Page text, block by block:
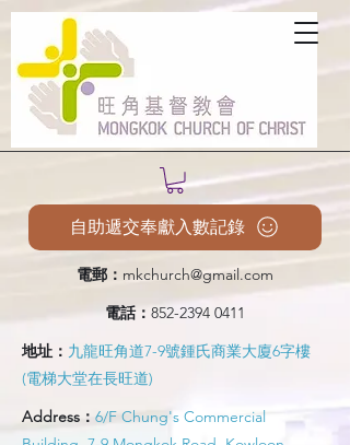
電郵： mkchurch@gmail.com
電話： 852-2394 0411
地址： 九龍旺角道7-9號鍾氏商業大廈6字樓
(電梯大堂在長旺道)
Address： 6/F Chung's Commercial
自助遞交奉獻入數記錄